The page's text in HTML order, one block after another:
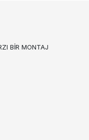
BİR MONTAJ